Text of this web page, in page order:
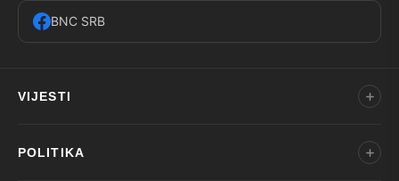
BNC SRB
VIJESTI
POLITIKA